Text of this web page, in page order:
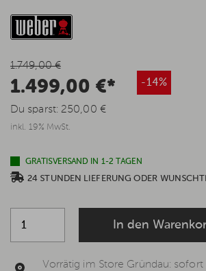
1.749,00 €
1.499,00 €* -14%
Du sparst: 250,00 €
inkl. 19% MwSt.
GRATISVERSAND IN 1-2 TAGEN
24 STUNDEN LIEFERUNG ODER
In den
Vorrätig im Store Gründau: